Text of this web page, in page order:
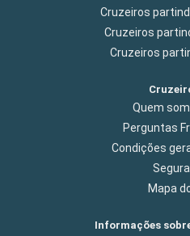
Cruzeiros
Cruzeiros
Cruzeiros
Quem
Perguntas
Condições
Mapa
Informações